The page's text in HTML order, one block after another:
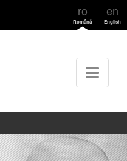
ro
Română
en
English